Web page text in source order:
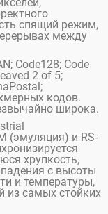
спящий режим,
между
Code128; Code
2 of 5;
кодов.
широка.
(эмуляция) и RS-
хрупкость,
с высоты
и температуры,
из самых стойких